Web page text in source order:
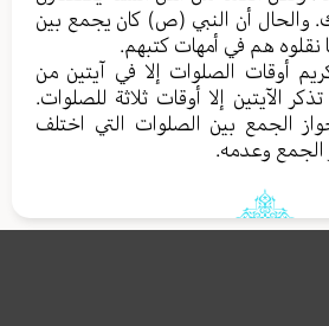
والحال أن النبي (ص) كان يجمع بين
نقلوه هم في أمهات كتبهم.
أوقات الصلوات إلا في آيتين من
الآيتين إلا أوقات ثلاثة للصلوات.
الجمع بين الصلوات التي اختلف
الجمع وعدمه.